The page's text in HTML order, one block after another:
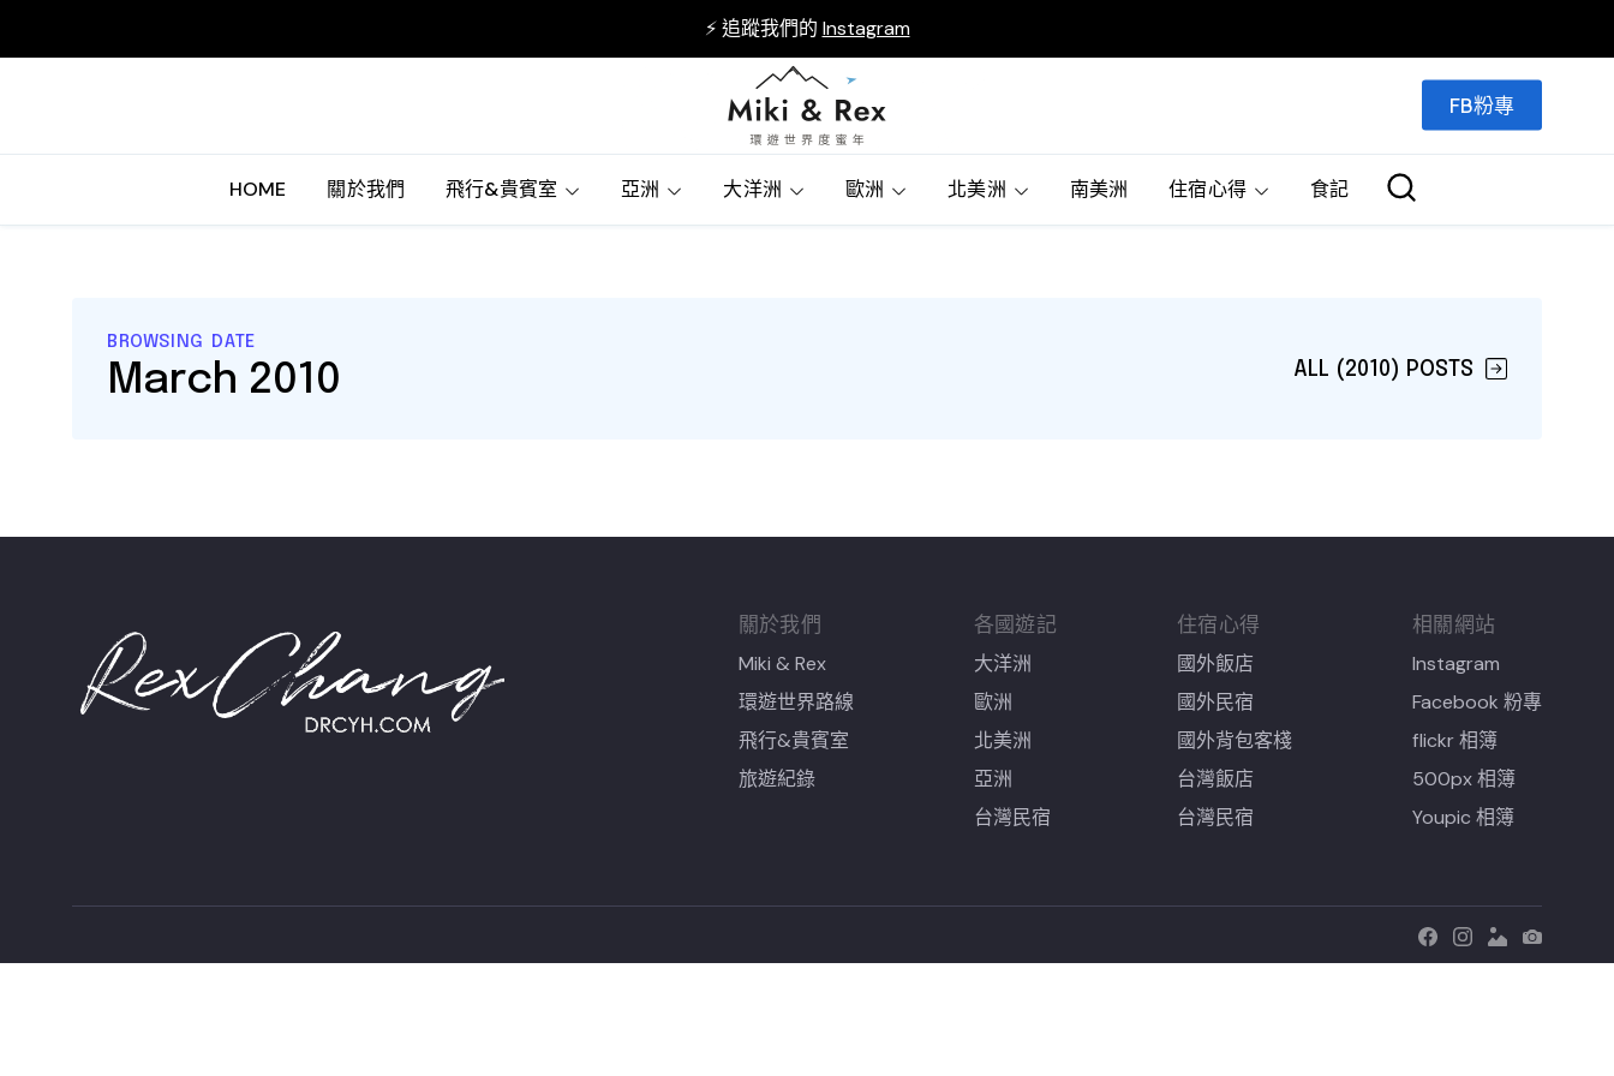
⚡ 追蹤我們的 Instagram
FB粉專
HOME 關於我們 飛行&貴賓室 亞洲 大洋洲 歐洲 北美洲 南美洲 住宿心得 食記
BROWSING DATE
ALL (2010) POSTS
March 2010
關於我們
Miki & Rex
環遊世界路線
飛行&貴賓室
旅遊紀錄
各國遊記
大洋洲
歐洲
北美洲
亞洲
台灣民宿
住宿心得
國外飯店
國外民宿
國外背包客棧
台灣飯店
台灣民宿
相關網站
Instagram
Facebook 粉專
flickr 相簿
500px 相簿
Youpic 相簿